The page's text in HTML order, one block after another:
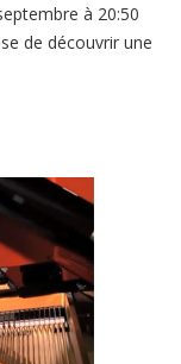
à 20:50
de découvrir une